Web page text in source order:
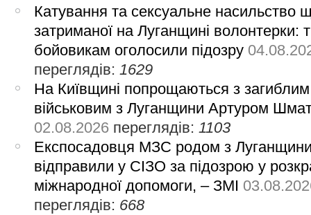
Катування та сексуальне насильство
затриманої на Луганщині волонтерки:
бойовикам оголосили підозру
переглядів:1629
На Київщині попрощаються з загиблим
військовим з Луганщини Артуром
02.08.2026 переглядів:1103
Експосадовця МЗС родом з
відправили у СІЗО за підозрою у
міжнародної допомоги, – ЗМІ
переглядів: 668